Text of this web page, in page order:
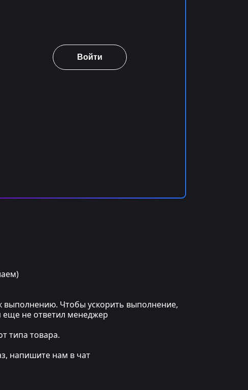
Войти
выполнению. Чтобы ускорить выполнение,
еще не ответил менеджер
типа товара.
напишите нам в чат